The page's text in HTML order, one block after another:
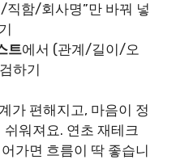
직함/회사명”만 바꿔 넣
트에서 (관계/길이/오
하기
가 편해지고, 마음이 정
워져요. 연초 재테크
가면 흐름이 딱 좋습니